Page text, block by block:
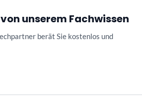
unserem Fachwissen
berät Sie kostenlos und